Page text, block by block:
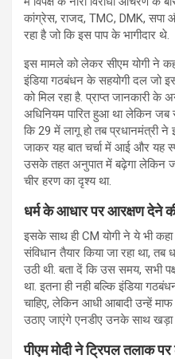
कांग्रेस, राजद, TMC, DMK,
रहा है जो कि इस पाप के भागीदार थे.
इस मामले को लेकर सीएम योगी ने
इंडिया गठबंधन के सहयोगी दल जो
को मिल रहा है. प्राप्‍त जानकारी के
अधिनियम पारित हुआ था लेकिन जब
कि 29 में लागू हो तब प्रधानमंत्री
जाकर यह बात चर्चा में आई और यह
उसके तहत अनुपात में बढ़ेगा लेकिन
चीर हरण का दृश्य था.
धर्म के आधार पर आरक्षण देने
इसके साथ ही CM योगी ने ये भी
संविधान तैयार किया जा रहा था,
उठी थी. बता दें कि उस समय, सभी
था. इतना ही नही बल्कि इंडिया
चाहिए, लेकिन आधी आबादी उन्हें
उठाए जाएंगे एनडीए उनके साथ खड़ा
पीएम मोदी ने ट्रिपल तलाक